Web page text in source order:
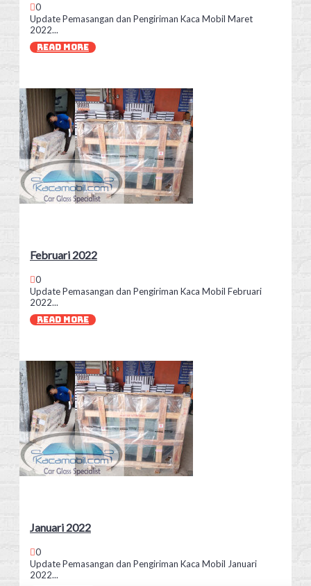
0
Update Pemasangan dan Pengiriman Kaca Mobil Maret
2022...
READ MORE
Februari 2022
0
Update Pemasangan dan Pengiriman Kaca Mobil Februari
2022...
READ MORE
Januari 2022
0
Update Pemasangan dan Pengiriman Kaca Mobil Januari
2022...